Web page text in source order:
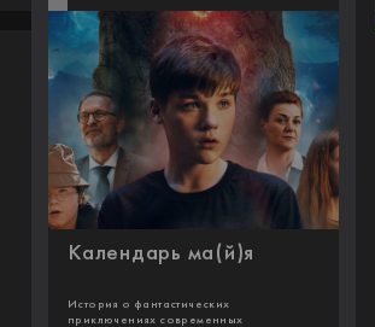
Календарь ма(й)я
История о фантастических
приключениях современных